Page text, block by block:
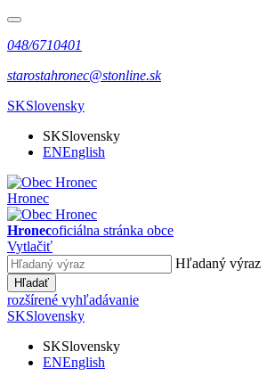
048/6710401
starostahronec@stonline.sk
SKSlovensky
SKSlovensky
ENEnglish
Hronec
Hronecoficiálna stránka obce
Vytlačiť
Hľadaný výraz
Hľadať
rozšírené vyhľadávanie
SKSlovensky
SKSlovensky
ENEnglish